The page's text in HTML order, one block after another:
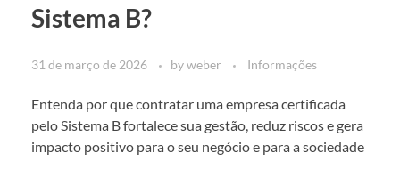
Sistema B?
31 de março de 2026 byweber Informações
Entenda por que contratar uma empresa certificada
pelo Sistema B fortalece sua gestão, reduz riscos e gera
impacto positivo para o seu negócio e para a sociedade